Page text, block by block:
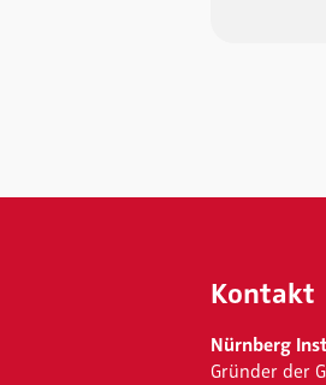
Kontakt
Nürnberg
Gründer der